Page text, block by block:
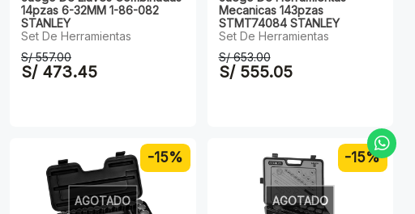
14pzas 6-32MM 1-86-082
STANLEY
Set De Herramientas
S/ 557.00
S/ 473.45
Mecanicas 143pzas
STMT74084 STANLEY
Set De Herramientas
S/ 653.00
S/ 555.05
-15%
AGOTADO
-15%
AGOTADO